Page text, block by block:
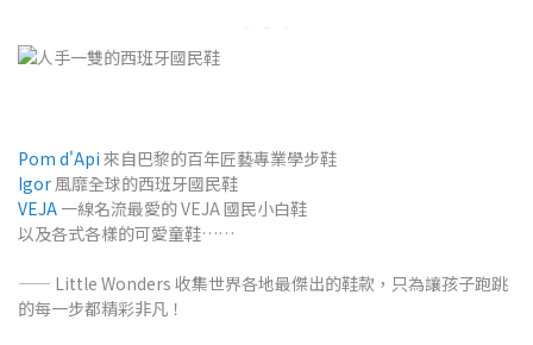
Pom d'Api 來自巴黎的百年匠藝專業學步鞋
Igor 風靡全球的西班牙國民鞋
VEJA 一線名流最愛的 VEJA 國民小白鞋
以及各式各樣的可愛童鞋……
—— Little Wonders 收集世界各地最傑出的鞋款，只為讓孩子跑跳
的每一步都精彩非凡！